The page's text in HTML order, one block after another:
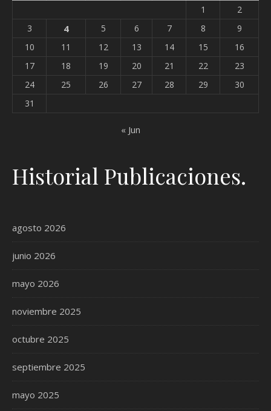
1
2
3
4 5 6 7 8
9
10
11 12 13 14 15
16
17
18 19 20 21 22
23
24
25 26 27 28 29
30
31
« Jun
Historial Publicaciones.
agosto 2026
junio 2026
mayo 2026
noviembre 2025
octubre 2025
septiembre 2025
mayo 2025